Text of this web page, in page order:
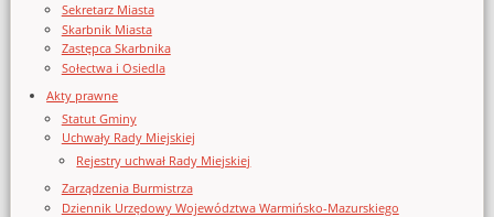
Sekretarz Miasta
Skarbnik Miasta
Zastępca Skarbnika
Sołectwa i Osiedla
Akty prawne
Statut Gminy
Uchwały Rady Miejskiej
Rejestry uchwał Rady Miejskiej
Zarządzenia Burmistrza
Dziennik Urzędowy Województwa Warmińsko-Mazurskiego